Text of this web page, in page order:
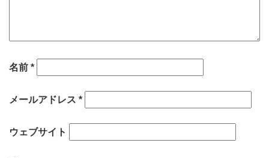
名前 *
メールアドレス *
ウェブサイト